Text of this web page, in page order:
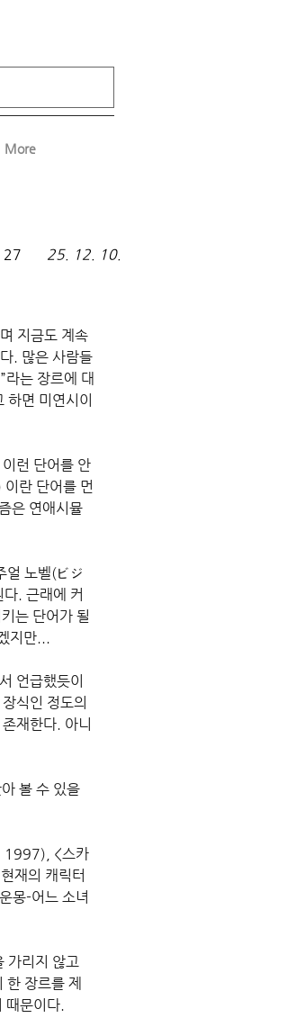
More
27 25. 12. 10.
지금도 계속
. 많은 사람들
라는 장르에 대
면 미연시이
런 단어를 안
란 단어를 먼
은 연애시뮬
얼 노벨(ビジ
. 근래에 커
는 단어가 될
지만...
언급했듯이
식인 정도의
재한다. 아니
볼 수 있을
1997), <스카
재의 캐릭터
몽-어느 소녀
가리지 않고
장르를 제
때문이다.